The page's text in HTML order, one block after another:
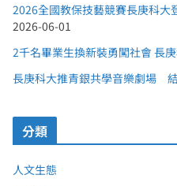
2026全國教保技藝競賽長庚科
2026-06-01
2千名畢業生換新裝勇闖社會 長
長庚科大推青銀共學音樂劇場
分類
人文生態